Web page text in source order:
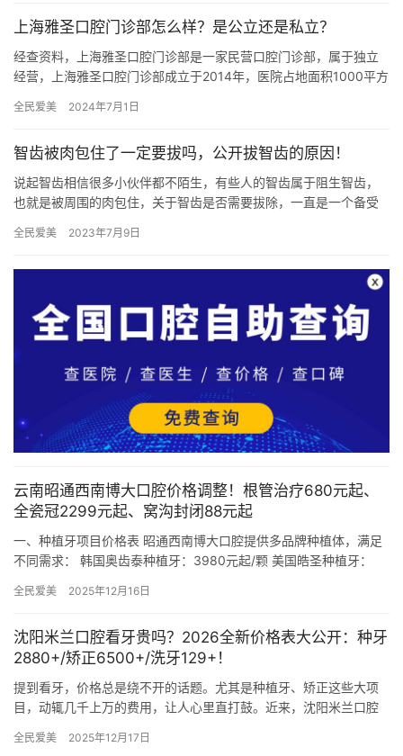
上海雅圣口腔门诊部怎么样？是公立还是私立？
经查资料，上海雅圣口腔门诊部是一家民营口腔门诊部，属于独立
经营，上海雅圣口腔门诊部成立于2014年，医院占地面积1000平方
全民爱美 2024年7月1日
智齿被肉包住了一定要拔吗，公开拔智齿的原因！
说起智齿相信很多小伙伴都不陌生，有些人的智齿属于阻生智齿，
也就是被周围的肉包住，关于智齿是否需要拔除，一直是一个备受
一定不…
全民爱美 2023年7月9日
云南昭通西南博大口腔价格调整！根管治疗680元起、
全瓷冠2299元起、窝沟封闭88元起
一、种植牙项目价格表 昭通西南博大口腔提供多品牌种植体，满足
不同需求： 韩国奥齿泰种植牙：3980元起/颗 美国皓圣种植牙：
全民爱美 2025年12月16日
沈阳米兰口腔看牙贵吗？2026全新价格表大公开：种牙
2880+/矫正6500+/洗牙129+！
提到看牙，价格总是绕不开的话题。尤其是种植牙、矫正这些大项
目，动辄几千上万的费用，让人心里直打鼓。近来，沈阳米兰口腔
全民爱美 2025年12月17日